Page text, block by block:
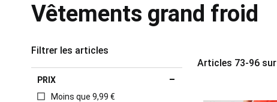
Vêtements grand froid
Articles 73-96sur
Filtrer les articles
PRIX
Moins que 9,99 €